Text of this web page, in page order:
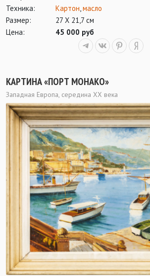
Техника:
Картон,масло
Размер:
27 Х 21,7 см
Цена:
45 000 руб
КАРТИНА «ПОРТ МОНАКО»
Западная Европа, середина ХХ века